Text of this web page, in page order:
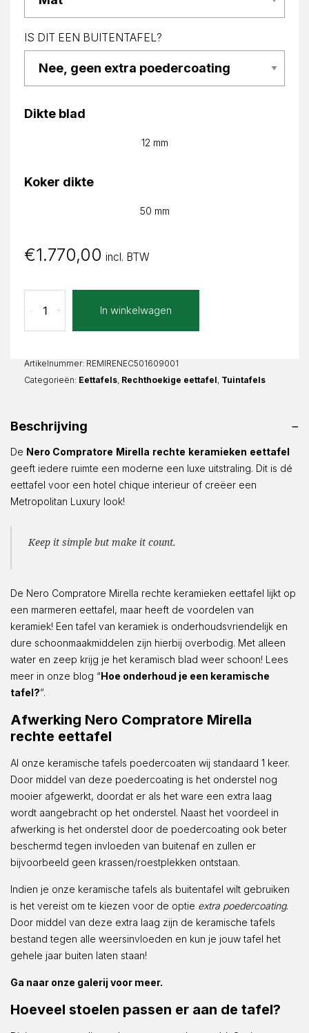
IS DIT EEN BUITENTAFEL?
Dikte blad
12 mm
Koker dikte
50 mm
€1.770,00 incl. BTW
Compratore
Mirella
aantal
+
- In winkelwagen
Artikelnummer: REMIRENEC501609001
Categorieën: Eettafels Rechthoekige eettafel Tuintafels
Beschrijving
De Nero Compratore Mirella rechte keramieken eettafel
geeft iedere ruimte een moderne een luxe uitstraling. Dit is dé
eettafel voor een hotel chique interieur of creëer een
Metropolitan Luxury look!
Keep it simple but make it count.
De Nero Compratore Mirella rechte keramieken eettafel lijkt op
een marmeren eettafel, maar heeft de voordelen van
keramiek! Een tafel van keramiek is onderhoudsvriendelijk en
dure schoonmaakmiddelen zijn hierbij overbodig. Met alleen
water en zeep krijg je het keramisch blad weer schoon! Lees
meer in onze blog “Hoe onderhoud je een keramische
tafel?”.
Afwerking Nero Compratore Mirella
rechte eettafel
Al onze keramische tafels poedercoaten wij standaard 1 keer.
Door middel van deze poedercoating is het onderstel nog
mooier afgewerkt, doordat er als het ware een extra laag
wordt aangebracht op het onderstel. Naast het voordeel in
afwerking is het onderstel door de poedercoating ook beter
beschermd tegen invloeden van buitenaf en zullen er
bijvoorbeeld geen krassen/roestplekken ontstaan.
Indien je onze keramische tafels als buitentafel wilt gebruiken
is het vereist om te kiezen voor de optie extra poedercoating.
Door middel van deze extra laag zijn de keramische tafels
bestand tegen alle weersinvloeden en kun je jouw tafel het
gehele jaar buiten laten staan!
Ga naar onze galerij voor meer.
Hoeveel stoelen passen er aan de tafel?